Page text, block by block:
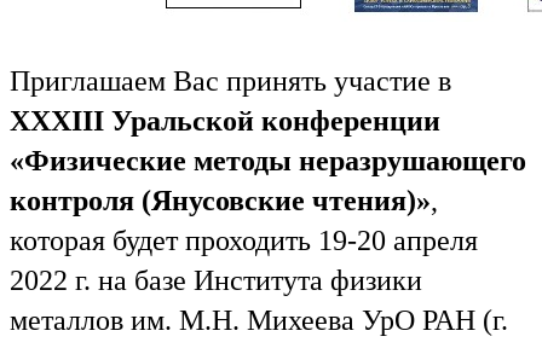
Приглашаем Вас принять участие в
XXXIII Уральской конференции
«Физические методы неразрушающего
контроля (Янусовские чтения)»,
которая будет проходить 19-20 апреля
2022 г. на базе Института физики
металлов им. М.Н. Михеева УрО РАН (г.